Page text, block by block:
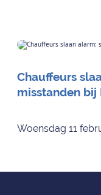
Chauffeurs
misstanden bij
Woensdag 11